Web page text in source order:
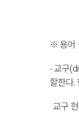
※ 용어
- 교구
할한다.
교구